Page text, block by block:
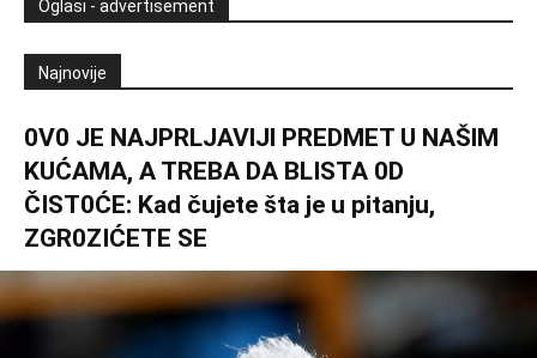
Oglasi - advertisement
Najnovije
0V0 JE NAJPRLJAVlJl PREDMET U NAŠlM
KUĆAMA, A TREBA DA BLISTA 0D
ČIST0ĆE: Kad čujete šta je u pitanju,
ZGR0ZIĆETE SE